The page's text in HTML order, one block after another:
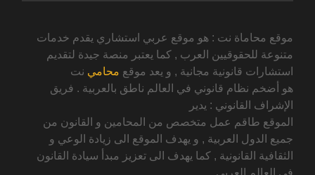
موقع محاماة نت : هو موقع عربي استشاري يقدم خدمات
متنوعة للحقوقيين العرب , كما يعتبر منصة جيدة لتقديم
استشارات قانونية مجانية , و يعد موقع محامي نت
هو أضخم نظام قانوني في العالم ناطق بالعربية . فريق
الإشراف القانوني : يدير
الموقع طاقم عمل متخصص من المحامين و القانون من
جميع الدول العربية , و يهدف الموقع الى زيادة الوعي و
الثقافية القانونية , كما يهدف الى تعزيز مبدأ سيادة القانون